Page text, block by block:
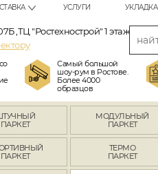
УСЛУГИ УКЛАДКА
,ТЦ "Ростехнострой" 1 этаж
Самый большой
шоу-рум в Ростове.
Более 4000
образцов
ПАРКЕТ
МОДУЛЬНЫЙ
ПАРКЕТ
ПАРКЕТ
ТЕРМО
ПАРКЕТ